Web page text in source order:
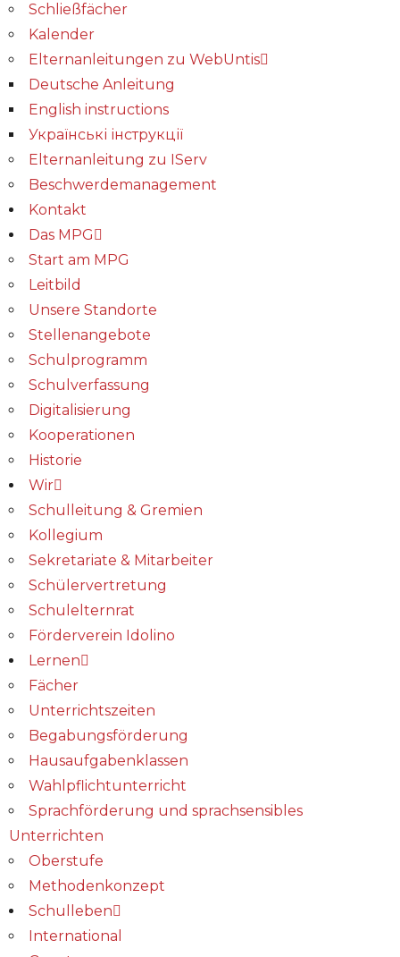
Schließfächer
Kalender
Elternanleitungen zu WebUntis
Deutsche Anleitung
English instructions
Українські інструкції
Elternanleitung zu IServ
Beschwerdemanagement
Kontakt
Das MPG
Start am MPG
Leitbild
Unsere Standorte
Stellenangebote
Schulprogramm
Schulverfassung
Digitalisierung
Kooperationen
Historie
Wir
Schulleitung & Gremien
Kollegium
Sekretariate & Mitarbeiter
Schülervertretung
Schulelternrat
Förderverein Idolino
Lernen
Fächer
Unterrichtszeiten
Begabungs­förderung
Hausaufgabenklassen
Wahlpflichtunterricht
Sprachförderung und sprachsensibles
Unterrichten
Oberstufe
Methodenkonzept
Schulleben
International